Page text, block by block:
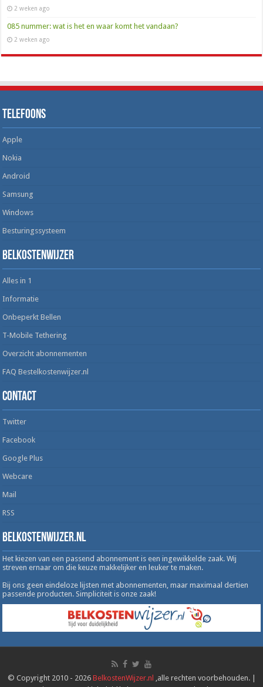
2 weken ago
085 nummer: wat is het en waar komt het vandaan?
2 weken ago
Telefoons
Apple
Nokia
Android
Samsung
Windows
Besturingssysteem
Belkostenwijzer
Alles in 1
Informatie
Onbeperkt Bellen
T-Mobile Tethering
Overzicht abonnementen
FAQ Bestelkostenwijzer.nl
Contact
Twitter
Facebook
Google Plus
Webcare
Mail
RSS
Belkostenwijzer.nl
Het kiezen van een passend abonnement is een ingewikkelde zaak. Wij
streven ernaar om die keuze makkelijker en leuker te maken.
Bij ons geen eindeloze lijsten met abonnementen, maar maximaal dertien
passende producten. Simpliciteit is onze zaak!
© Copyright 2010 - 2026 BelkostenWijzer.nl ,alle rechten voorbehouden. |